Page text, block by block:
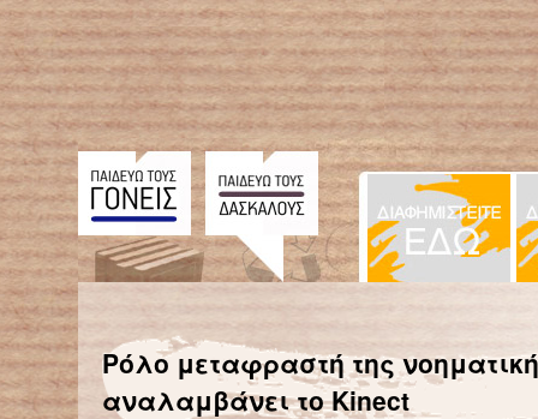
← Επιστροφή στο %s
Καθηγητές με αμοιβή τρία ευρώ την ώρα
Ρόλο μεταφραστή της
αναλαμβάνει το Kinect